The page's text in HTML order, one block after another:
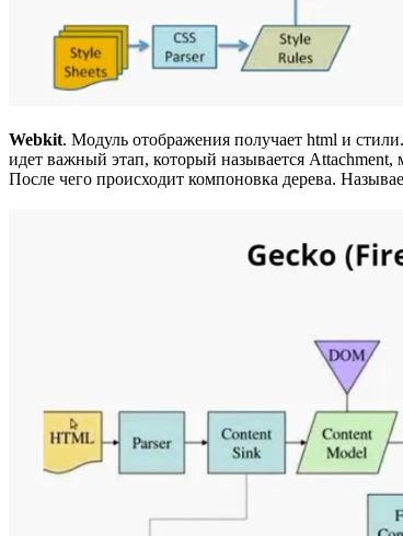
Webkit. Модуль отображения получает html и
идет важный этап, который называется Attachment,
После чего происходит компоновка дерева.